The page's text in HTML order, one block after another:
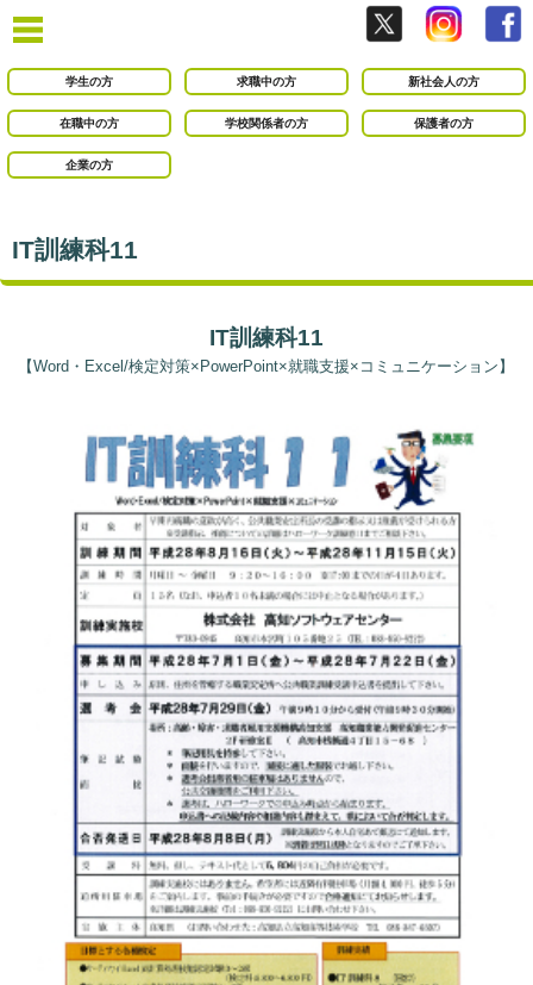
学生の方 求職中の方 新社会人の方
在職中の方 学校関係者の方 保護者の方
企業の方
IT訓練科11
IT訓練科11
【Word・Excel/検定対策×PowerPoint×就職支援×コミュニケーション】